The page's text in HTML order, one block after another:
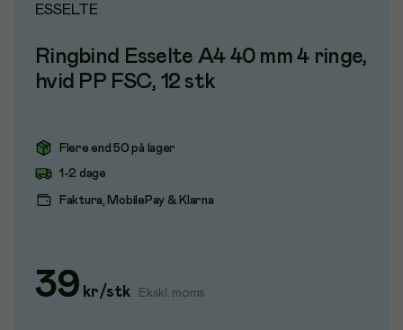
ESSELTE
Ringbind Esselte A4 40 mm 4 ringe,
hvid PP FSC, 12 stk
Flere end 50 på lager
1-2 dage
Faktura, MobilePay & Klarna
39 kr/stk Ekskl. moms